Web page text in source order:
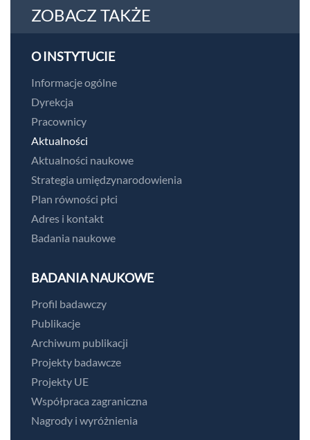
ZOBACZ TAKŻE
O INSTYTUCIE
Informacje ogólne
Dyrekcja
Pracownicy
Aktualności
Aktualności naukowe
Strategia umiędzynarodowienia
Plan równości płci
Adres i kontakt
Badania naukowe
BADANIA NAUKOWE
Profil badawczy
Publikacje
Archiwum publikacji
Projekty badawcze
Projekty UE
Współpraca zagraniczna
Nagrody i wyróżnienia